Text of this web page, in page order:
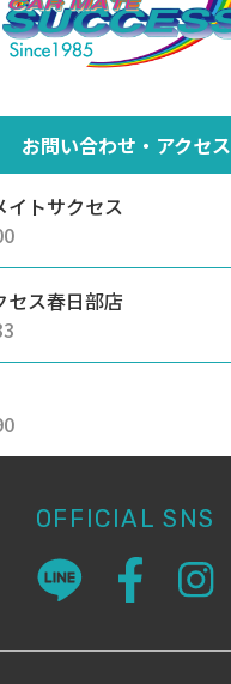
お問い合わせ・アクセス
イトサクセス
セス春日部店
OFFICIAL SNS